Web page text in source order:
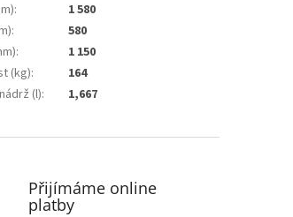
:
1 580
:
580
:
1 150
(kg):
164
(l): 1,667
Přijímáme online
platby